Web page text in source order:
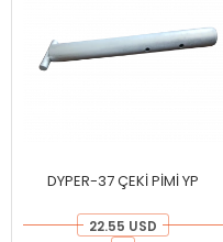
DYPER-37 ÇEKİ PİMİ YP
22.55 USD